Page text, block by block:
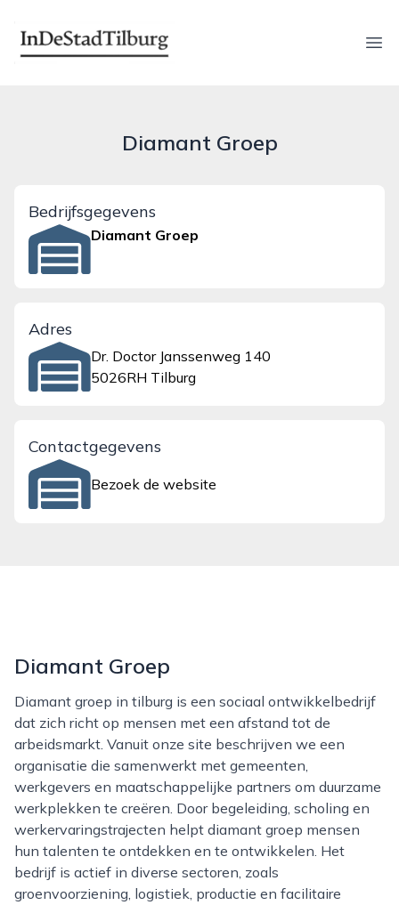
indestadtilburg.nl
Diamant Groep
Bedrijfsgegevens
Diamant Groep
Adres
Dr. Doctor Janssenweg 140
5026RH Tilburg
Contactgegevens
Bezoek de website
Diamant Groep
Diamant groep in tilburg is een sociaal ontwikkelbedrijf
dat zich richt op mensen met een afstand tot de
arbeidsmarkt. Vanuit onze site beschrijven we een
organisatie die samenwerkt met gemeenten,
werkgevers en maatschappelijke partners om duurzame
werkplekken te creëren. Door begeleiding, scholing en
werkervaringstrajecten helpt diamant groep mensen
hun talenten te ontdekken en te ontwikkelen. Het
bedrijf is actief in diverse sectoren, zoals
groenvoorziening, logistiek, productie en facilitaire